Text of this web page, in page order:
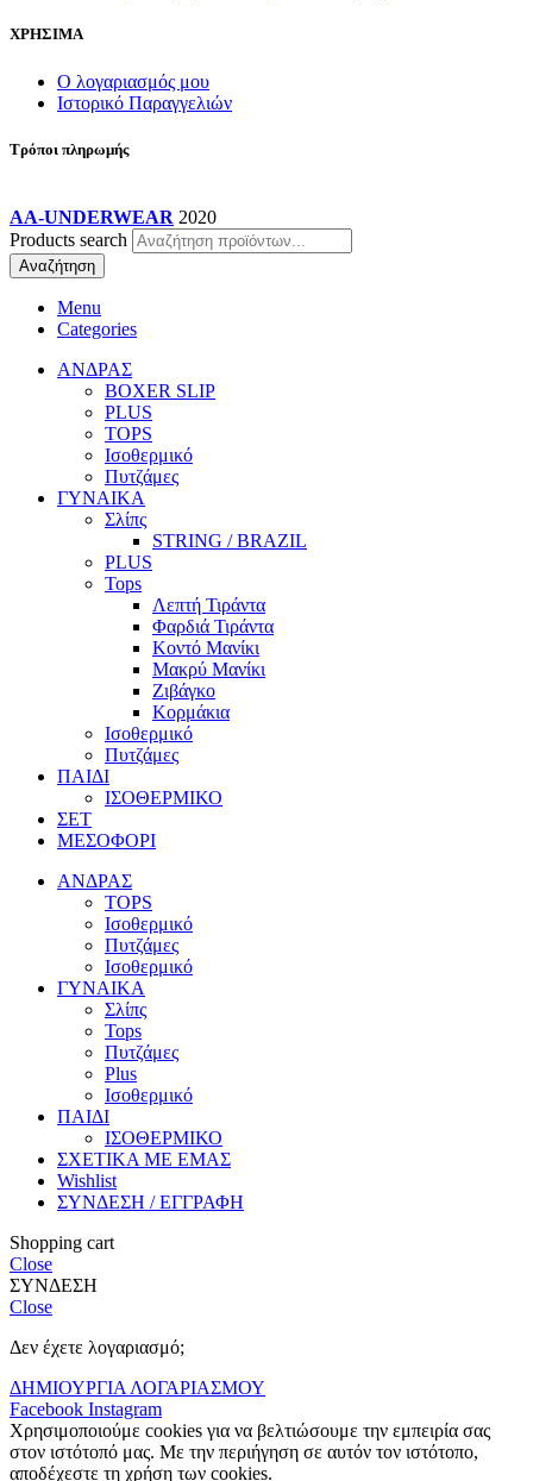
ΧΡΗΣΙΜΑ
Ο λογαριασμός μου
Ιστορικό Παραγγελιών
Τρόποι πληρωμής
AA-UNDERWEAR 2020
Products search
Αναζήτηση
Menu
Categories
ΑΝΔΡΑΣ
BOXER SLIP
PLUS
TOPS
Ισοθερμικό
Πυτζάμες
ΓΥΝΑΙΚΑ
Σλίπς
STRING / BRAZIL
PLUS
Tops
Λεπτή Τιράντα
Φαρδιά Τιράντα
Κοντό Μανίκι
Μακρύ Μανίκι
Ζιβάγκο
Κορμάκια
Ισοθερμικό
Πυτζάμες
ΠΑΙΔΙ
ΙΣΟΘΕΡΜΙΚΟ
ΣΕΤ
ΜΕΣΟΦΟΡΙ
ΑΝΔΡΑΣ
TOPS
Ισοθερμικό
Πυτζάμες
Ισοθερμικό
ΓΥΝΑΙΚΑ
Σλίπς
Tops
Πυτζάμες
Plus
Ισοθερμικό
ΠΑΙΔΙ
ΙΣΟΘΕΡΜΙΚΟ
ΣΧΕΤΙΚΑ ΜΕ ΕΜΑΣ
Wishlist
ΣΥΝΔΕΣΗ / ΕΓΓΡΑΦΗ
Shopping cart
Close
ΣΥΝΔΕΣΗ
Close
Δεν έχετε λογαριασμό;
ΔΗΜΙΟΥΡΓΙΑ ΛΟΓΑΡΙΑΣΜΟΥ
Facebook Instagram
Χρησιμοποιούμε cookies για να βελτιώσουμε την εμπειρία σας
στον ιστότοπό μας. Με την περιήγηση σε αυτόν τον ιστότοπο,
αποδέχεστε τη χρήση των cookies.